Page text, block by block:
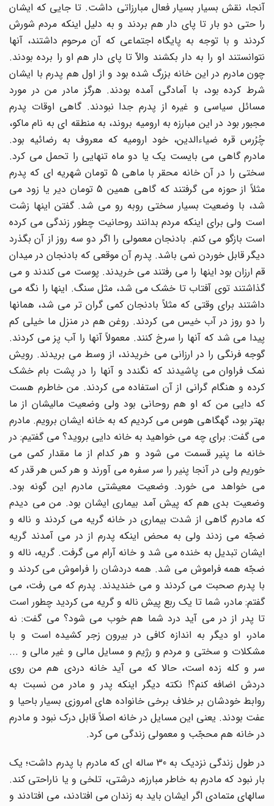
آنجا، نقش بسیار بسیار فعال مبارزاتی داشت. تا جایی که ایشان
را حتی دو بار تا پای دار هم بردند و به دلیل اینکه مردم شورش
کردند و با توجه به پایگاه اجتماعی که آن مرحوم داشتند، آنها
نتوانستند او را به دار بکشند والاّ تا پای دار هم او را برده بودند.
چون مادرم در این خانه بزرگ شده بود و از اول هم پدرم با ایشان
شرط کرده بود، با آمادگی آمده بودند. هرگز مادر من در مورد
مسائل سیاسی و غیره از پدرم جدا نبودند. گاهی اوقات پدرم
مجبور بود در این مبارزه به ارومیه بروند، به منطقه ای به نام ماکو،
چُرُرس قره ضیاءالدین، خود ارومیه که معروف به رضائیه بود.
مادرم گاهی می بایست یک یا دو ماه تنهایی را تحمل می کرد.
سختی را در آن خانه محقر با ماهی 5 تومان شهریه ای که پدرم
مثلاً از حوزه می گرفتند که گاهی همین 5 تومان دیر یا زود می
شد، با وضعیت بسیار سختی روبه رو می شد. گفتن اینها زشت
است ولی برای اینکه مردم بدانند روحانیت چطور زندگی می کرده
است بازگو می کنم. بادنجان معمولی را اگر دو سه روز از آن بگذرد
دیگر قابل خوردن نمی باشد. پدرم آن موقعی که بادنجان در میدان
قم ارزان بود اینها را می رفتند می خریدند. پوست می کندند و می
گذاشتند توی آفتاب تا خشک می شد، مثل سنگ. اینها را نگه می
داشتند برای وقتی که مثلاً بادنجان کمی گران تر می شد، همانها
را دو روز در آب خیس می کردند. روغن هم در منزل ما خیلی کم
پیدا می شد که آنها را سرخ کنند. معمولاً آنها را آب پز می کردند.
گوجه فرنگی را در ارزانی می خریدند، از وسط می بریدند. رویش
نمک فراوان می پاشیدند که نگندد و آنها را در پشت بام خشک
کرده و هنگام گرانی از آن استفاده می کردند. من خاطرم هست
که دایی من که او هم روحانی بود ولی وضعیت مالیشان از ما
بهتر بود، گهگاهی هوس می کردیم که به خانه ایشان برویم. مادرم
می گفت: برای چه می خواهید به خانه دایی بروید؟ می گفتیم: در
خانه ما پنیر قسمت می شود و هر کدام از ما مقدار کمی می
خوریم ولی در آنجا پنیر را سر سفره می آورند و هر کس هر قدر که
می خواهد می خورد. وضعیت معیشتی مادرم این گونه بود.
وضعیت بدی هم که پیش آمد بیماری ایشان بود. من می دیدم
که مادرم گاهی از شدت بیماری در خانه گریه می کردند و ناله و
ضجّه می زدند ولی به محض اینکه پدرم از در می آمدند گریه
ایشان تبدیل به خنده می شد و خانه آرام می گرفت. گریه، ناله و
ضجّه همه فراموش می شد. همه دردشان را فراموش می کردند و
با پدرم صحبت می کردند و می خندیدند. پدرم که می رفت، می
گفتم: مادر، شما تا یک ربع پیش ناله و گریه می کردید چطور است
تا پدر از در می آید درد شما هم خوب می شود؟ می گفت: نه
مادر، او دیگر به اندازه کافی در بیرون زجر کشیده است و با
مشکلات و سختی و مردم و رژیم و مسایل مالی و غیر مالی و ...
سر و کله زده است، حالا که می آید خانه دردی هم من روی
دردش اضافه کنم؟! نکته دیگر اینکه پدر و مادر من نسبت به
روابط خودشان بر خلاف برخی خانواده های امروزی بسیار باحیا و
عفت بودند. یعنی این مسایل در خانه اصلاً قابل درک نبود و مادرم
در خانه هم محجّب و معمولی زندگی می کرد.
در طول زندگی نزدیک به 30 ساله ای که مادرم با پدرم داشت؛ یک
بار نبود که مادرم به خاطر مبارزه، درشتی، تلخی و یا ناراحتی کند.
سالهای متمادی اگر ایشان باید به زندان می افتادند، می افتادند و